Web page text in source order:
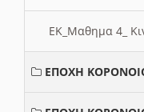
ΕΚ_Μαθημα 4_
ΕΠΟΧΗ